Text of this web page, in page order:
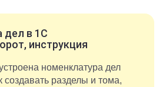
дел в 1С
инструкция
номенклатура дел
создавать разделы и тома,